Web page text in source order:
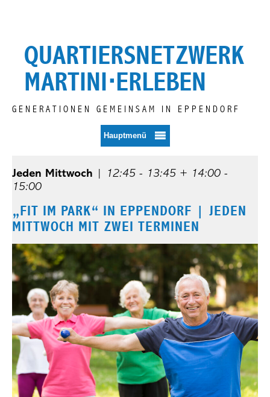
springen
QUARTIERSNETZWERK
MARTINI⋅ERLEBEN
GENERATIONEN GEMEINSAM IN EPPENDORF
Hauptmenü
Jeden Mittwoch
12:45 - 13:45 + 14:00 -
15:00
„FIT IM PARK“ IN EPPENDORF | JEDEN
MITTWOCH MIT ZWEI TERMINEN